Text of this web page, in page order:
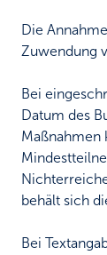
Die
Zuwendung
Bei
Datum des
Maßnahmen
behält sich
Bei